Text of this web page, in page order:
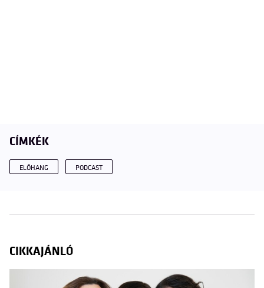
CÍMKÉK
ELŐHANG PODCAST
CIKKAJÁNLÓ